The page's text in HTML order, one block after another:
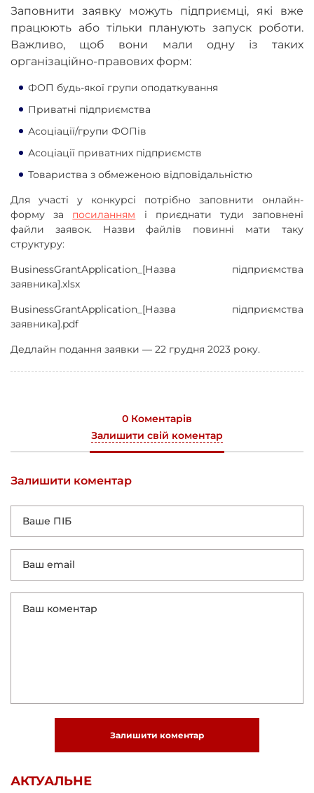
Заповнити заявку можуть підприємці, які вже
працюють або тільки планують запуск роботи.
Важливо, щоб вони мали одну із таких
організаційно-правових форм:
ФОП будь-якої групи оподаткування
Приватні підприємства
Асоціації/групи ФОПів
Асоціації приватних підприємств
Товариства з обмеженою відповідальністю
Для участі у конкурсі потрібно заповнити онлайн-
форму за посиланням і приєднати туди заповнені
файли заявок. Назви файлів повинні мати таку
структуру:
BusinessGrantApplication_[Назва підприємства
заявника].xlsx
BusinessGrantApplication_[Назва підприємства
заявника].pdf
Дедлайн подання заявки — 22 грудня 2023 року.
0 Коментарів
Залишити свій коментар
Залишити коментар
Залишити коментар
АКТУАЛЬНЕ